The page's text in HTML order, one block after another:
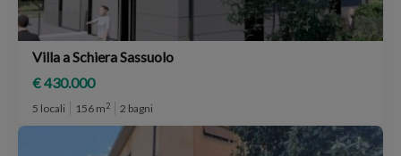
Villa a Schiera Sassuolo
€ 430.000
5 locali 156 m2 2 bagni